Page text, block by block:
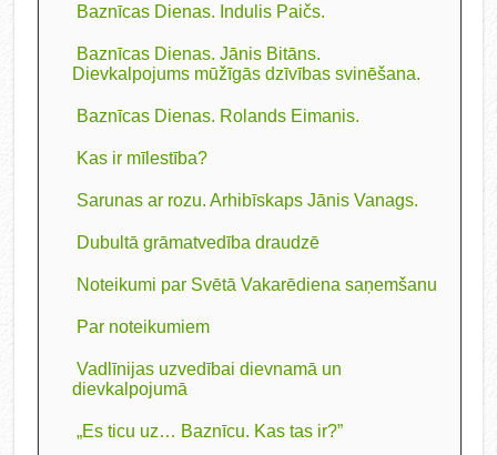
Baznīcas Dienas. Indulis Paičs.
Baznīcas Dienas. Jānis Bitāns.
Dievkalpojums mūžīgās dzīvības svinēšana.
Baznīcas Dienas. Rolands Eimanis.
Kas ir mīlestība?
Sarunas ar rozu. Arhibīskaps Jānis Vanags.
Dubultā grāmatvedība draudzē
Noteikumi par Svētā Vakarēdiena saņemšanu
Par noteikumiem
Vadlīnijas uzvedībai dievnamā un
dievkalpojumā
„Es ticu uz… Baznīcu. Kas tas ir?”